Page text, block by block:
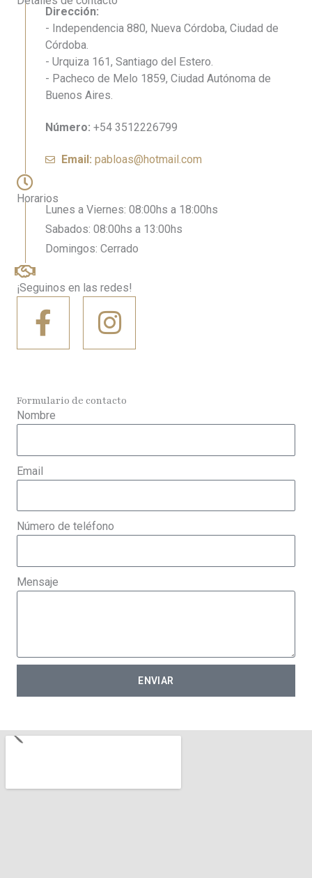
Dirección:
- Independencia 880, Nueva Córdoba, Ciudad de
Córdoba.
-⁠ Urquiza 161, Santiago del Estero.
- Pacheco de Melo 1859, Ciudad Autónoma de
Buenos Aires.
Número: +54 3512226799
Email: pabloas@hotmail.com
Horarios
Lunes a Viernes: 08:00hs a 18:00hs
Sabados: 08:00hs a 13:00hs
Domingos: Cerrado
¡Seguinos en las redes!
F
a
e
b
o
-
I
n
m
Formulario de contacto
Nombre
Email
Número de teléfono
Mensaje
ENVIAR